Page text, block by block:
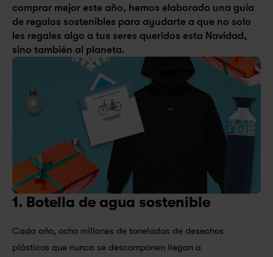
comprar mejor este año, hemos elaborado una guía
de regalos sostenibles para ayudarte a que no solo
les regales algo a tus seres queridos esta Navidad,
sino también al planeta.
1. Botella de agua sostenible
Cada año, ocho millones de toneladas de desechos
plásticos que nunca se descomponen llegan a